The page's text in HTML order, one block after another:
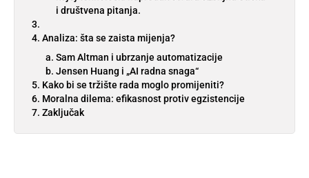
i društvena pitanja.
Analiza: šta se zaista mijenja?
Sam Altman i ubrzanje automatizacije
Jensen Huang i „AI radna snaga“
Kako bi se tržište rada moglo promijeniti?
Moralna dilema: efikasnost protiv egzistencije
Zaključak